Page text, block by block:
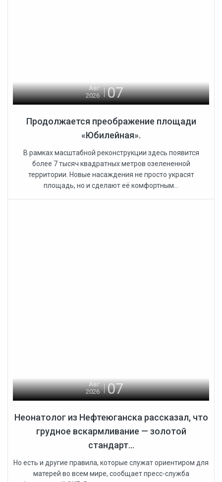
Авг
2026
07
Продолжается преображение площади
«Юбилейная».
В рамках масштабной реконструкции здесь появится
более 7 тысяч квадратных метров озелененной
территории. Новые насаждения не просто украсят
площадь, но и сделают её комфортным...
Авг
2026
07
Неонатолог из Нефтеюганска рассказал, что
грудное вскармливание — золотой
стандарт...
Но есть и другие правила, которые служат ориентиром для
матерей во всем мире, сообщает пресс-служба